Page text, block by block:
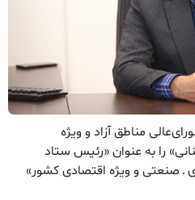
مناطق آزاد و ویژه
را به عنوان «رئیس ستاد
ـ صنعتی و ویژه اقتصادی کشور»